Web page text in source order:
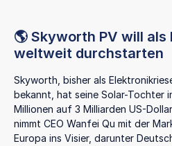
🌎 Skyworth PV will als
weltweit durchstarten
Skyworth, bisher als
bekannt, hat seine Solar-Tochter
Millionen auf 3 Milliarden US-
nimmt CEO Wanfei Qu mit der
Europa ins Visier, darunter